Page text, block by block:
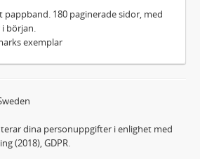
pappband. 180 paginerade sidor, med
början.
exemplar
dina personuppgifter i enlighet med
(2018), GDPR.